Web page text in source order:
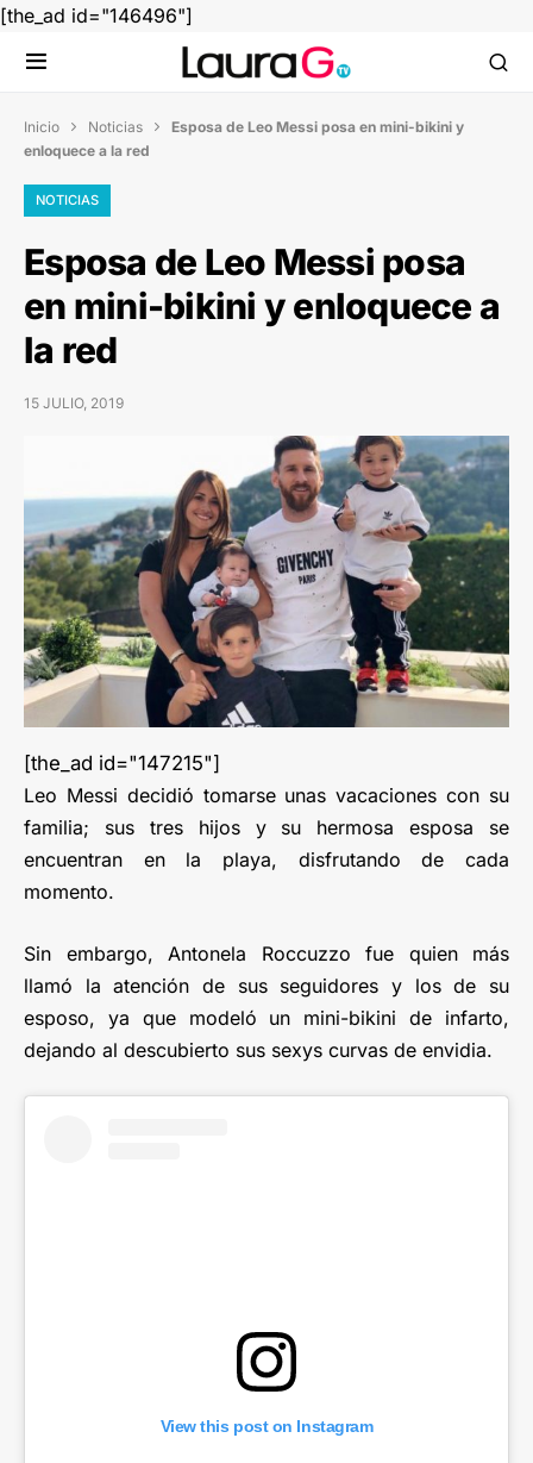
[the_ad id="146496"]
Inicio  Noticias  Esposa de Leo Messi posa en mini-bikini y
enloquece a la red
NOTICIAS
Esposa de Leo Messi posa
en mini-bikini y enloquece a
la red
15 JULIO, 2019
[the_ad id="147215"]
Leo Messi decidió tomarse unas vacaciones con su
familia; sus tres hijos y su hermosa esposa se
encuentran en la playa, disfrutando de cada
momento.
Sin embargo, Antonela Roccuzzo fue quien más
llamó la atención de sus seguidores y los de su
esposo, ya que modeló un mini-bikini de infarto,
dejando al descubierto sus sexys curvas de envidia.
View this post on Instagram